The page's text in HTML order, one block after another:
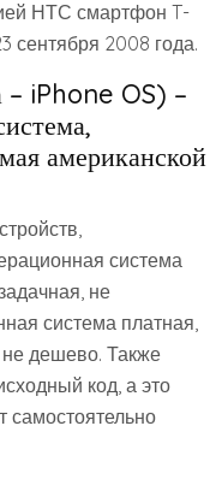
НТС смартфон T-
сентября 2008 года.
– iPhone OS) –
американской
система
не
система платная,
не дешево. Также
код, а это
самостоятельно